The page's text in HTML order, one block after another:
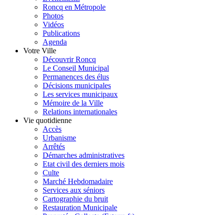
Roncq en Métropole
Photos
Vidéos
Publications
Agenda
Votre Ville
Découvrir Roncq
Le Conseil Municipal
Permanences des élus
Décisions municipales
Les services municipaux
Mémoire de la Ville
Relations internationales
Vie quotidienne
Accès
Urbanisme
Arrêtés
Démarches administratives
Etat civil des derniers mois
Culte
Marché Hebdomadaire
Services aux séniors
Cartographie du bruit
Restauration Municipale